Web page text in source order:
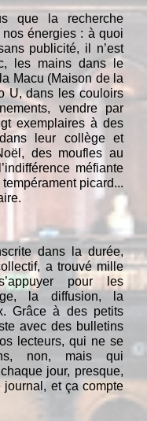
que la recherche
nos énergies : à quoi
publicité, il n’est
les mains dans le
Macu (Maison de la
U, dans les couloirs
vendre par
exemplaires à des
leur collège et
des moufles au
méfiante
picard...
dans la durée,
a trouvé mille
pour les
la diffusion, la
Grâce à des petits
avec des bulletins
lecteurs, qui ne se
non, mais qui
jour, presque,
journal, et ça compte